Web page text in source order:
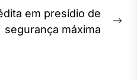
em presídio de
segurança máxima